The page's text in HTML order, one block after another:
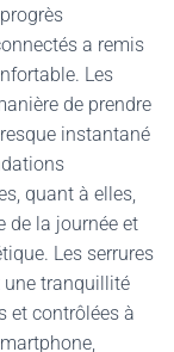
a remis
Les
de prendre
instantané
quant à elles,
de la journée et
Les serrures
une tranquillité
et contrôlées à